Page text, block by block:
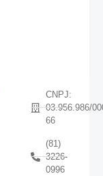
CNPJ:
03.956.986/
66
(81)
3226-
0996